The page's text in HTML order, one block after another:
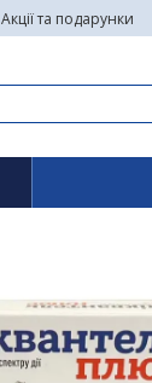
Акції та подарунки